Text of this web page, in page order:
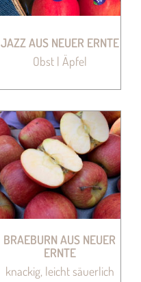
JAZZ AUS NEUER ERNTE
Obst | Äpfel
BRAEBURN AUS NEUER
ERNTE
knackig, leicht säuerlich